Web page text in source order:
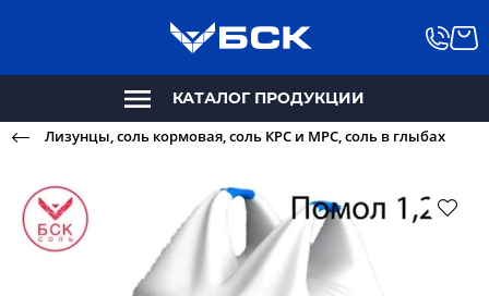
КАТАЛОГ ПРОДУКЦИИ
Лизунцы, соль кормовая, соль КРС и МРС, соль в глыбах